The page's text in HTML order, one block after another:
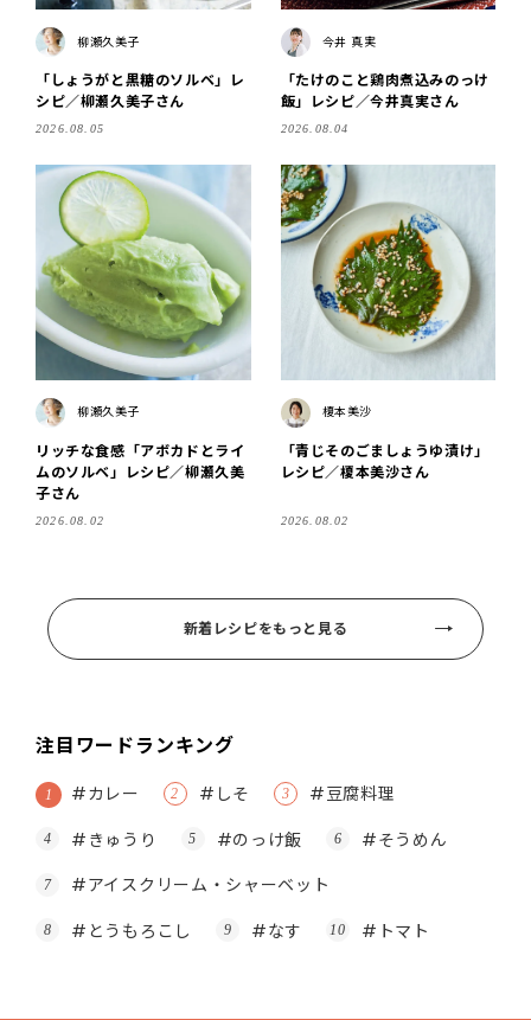
柳瀬久美子
「しょうがと黒糖のソルベ」レ
シピ／柳瀬久美子さん
2026.08.05
今井 真実
「たけのこと鶏肉煮込みのっけ
飯」レシピ／今井真実さん
2026.08.04
柳瀬久美子
リッチな食感「アボカドとライ
ムのソルベ」レシピ／柳瀬久美
子さん
2026.08.02
榎本美沙
「青じそのごましょうゆ漬け」
レシピ／榎本美沙さん
2026.08.02
新着レシピをもっと見る
注目ワードランキング
#カレー #しそ
#豆腐料理
#きゅうり
#のっけ飯
#そうめん
#アイスクリーム・シャーベット
#とうもろこし
#なす #トマト